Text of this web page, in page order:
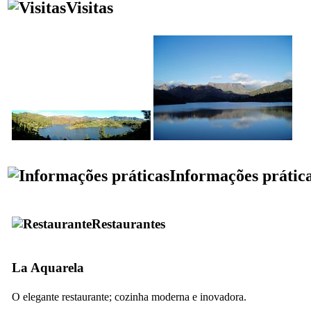
Visitas
Informações
Restaurantes
La Aquarela
O elegante restaurante; cozinha moderna e inovadora.